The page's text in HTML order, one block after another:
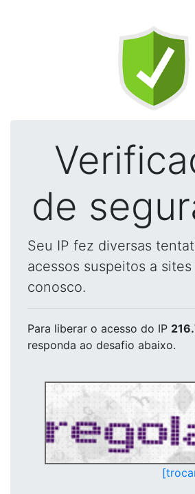
de
Seu IP fez diversas
acessos suspeitos a
conosco.
Para liberar o acesso do IP
responda ao desafio abaixo.